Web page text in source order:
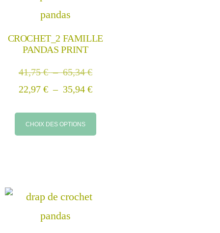
CROCHET_2 FAMILLE
PANDAS PRINT
41,75€ – 65,34€
22,97 € – 35,94 €
CHOIX DES OPTIONS